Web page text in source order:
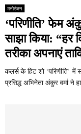
मनोरंजन
‘परिणीति’ फेम
साझा किया:
तरीका अपनाएं
कलर्स के हिट शो ‘परिणीति’
प्रसिद्ध अभिनेता अंकुर वर्मा ने